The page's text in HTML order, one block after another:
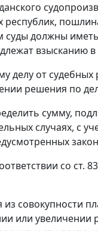
суды должны
взысканию
делу от
решения по
сумму,
случаях, с
со ст. 83
совокупности
или увеличении